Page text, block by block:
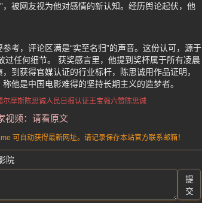
被网友视为他对感情的新认知。经历舆论起伏，他
考，评论区满是“实至名归”的声音。这份认可，源于
任何细节。 获奖感言里，他提到奖杯属于所有凌晨
到获得官媒认证的行业标杆，陈思诚用作品证明，
他是中国电影难得的坚持长期主义的造梦者。
尔摩斯陈思诚人民日报认证王宝强六赞陈思诚
视频：请看原文
可自动获得最新网址。请记录保存本站官方联系邮箱！
院
提
交